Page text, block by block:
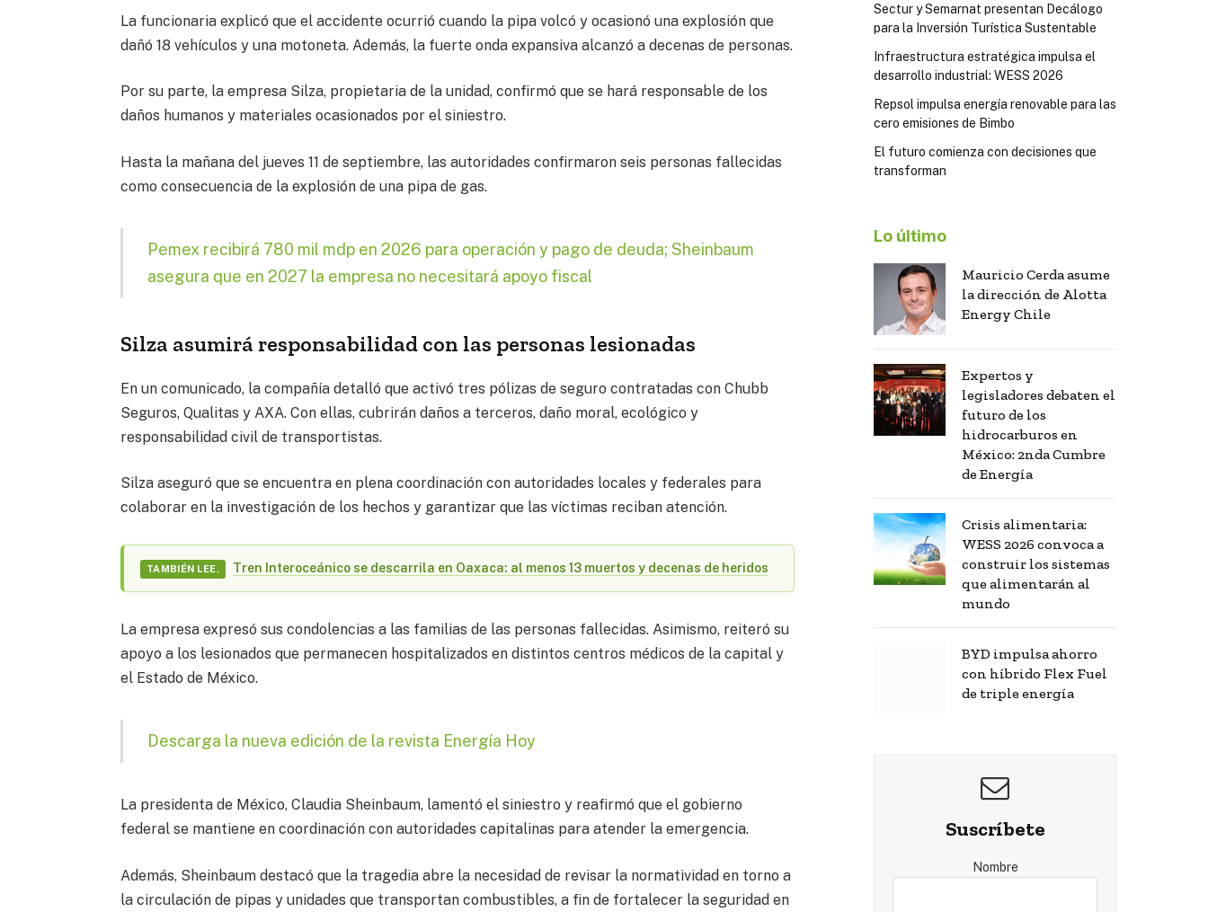
La funcionaria explicó que el accidente ocurrió cuando la pipa volcó y ocasionó una explosión que
dañó 18 vehículos y una motoneta. Además, la fuerte onda expansiva alcanzó a decenas de personas.
Por su parte, la empresa Silza, propietaria de la unidad, confirmó que se hará responsable de los
daños humanos y materiales ocasionados por el siniestro.
Hasta la mañana del jueves 11 de septiembre, las autoridades confirmaron seis personas fallecidas
como consecuencia de la explosión de una pipa de gas.
Pemex recibirá 780 mil mdp en 2026 para operación y pago de deuda; Sheinbaum
asegura que en 2027 la empresa no necesitará apoyo fiscal
Silza asumirá responsabilidad con las personas lesionadas
En un comunicado, la compañía detalló que activó tres pólizas de seguro contratadas con Chubb
Seguros, Qualitas y AXA. Con ellas, cubrirán daños a terceros, daño moral, ecológico y
responsabilidad civil de transportistas.
Silza aseguró que se encuentra en plena coordinación con autoridades locales y federales para
colaborar en la investigación de los hechos y garantizar que las víctimas reciban atención.
TAMBIÉN LEE. Tren Interoceánico se descarrila en Oaxaca: al menos 13 muertos y decenas de heridos
La empresa expresó sus condolencias a las familias de las personas fallecidas. Asimismo, reiteró su
apoyo a los lesionados que permanecen hospitalizados en distintos centros médicos de la capital y
el Estado de México.
Descarga la nueva edición de la revista Energía Hoy
La presidenta de México, Claudia Sheinbaum, lamentó el siniestro y reafirmó que el gobierno
federal se mantiene en coordinación con autoridades capitalinas para atender la emergencia.
Además, Sheinbaum destacó que la tragedia abre la necesidad de revisar la normatividad en torno a
la circulación de pipas y unidades que transportan combustibles, a fin de fortalecer la seguridad en
Sectur y Semarnat presentan Decálogo
para la Inversión Turística Sustentable
Infraestructura estratégica impulsa el
desarrollo industrial: WESS 2026
Repsol impulsa energía renovable para las
cero emisiones de Bimbo
El futuro comienza con decisiones que
transforman
Lo último
Mauricio Cerda asume
la dirección de Alotta
Energy Chile
Expertos y
legisladores debaten el
futuro de los
hidrocarburos en
México: 2nda Cumbre
de Energía
Crisis alimentaria:
WESS 2026 convoca a
construir los sistemas
que alimentarán al
mundo
BYD impulsa ahorro
con híbrido Flex Fuel
de triple energía
Suscríbete
Nombre